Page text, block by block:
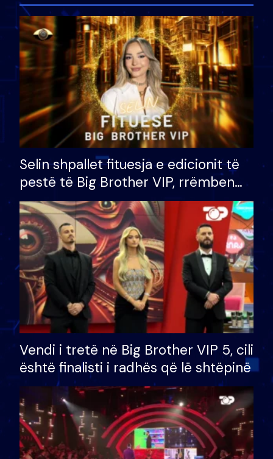
Selin shpallet fituesja e edicionit të
pestë të Big Brother VIP, rrëmben
çmimin e madh prej 100 mijë eurosh
Vendi i tretë në Big Brother VIP 5, cili
është finalisti i radhës që lë shtëpinë